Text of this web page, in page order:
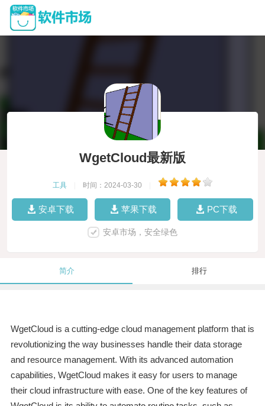
WgetCloud最新版
工具 时间：2024-03-30
安卓下载 苹果下载 PC下载
安卓市场，安全绿色
简介 排行
WgetCloud is a cutting-edge cloud management platform that is
revolutionizing the way businesses handle their data storage
and resource management. With its advanced automation
capabilities, WgetCloud makes it easy for users to manage
their cloud infrastructure with ease. One of the key features of